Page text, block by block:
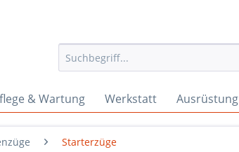
& Wartung Werkstatt Ausrüstung
Starterzüge